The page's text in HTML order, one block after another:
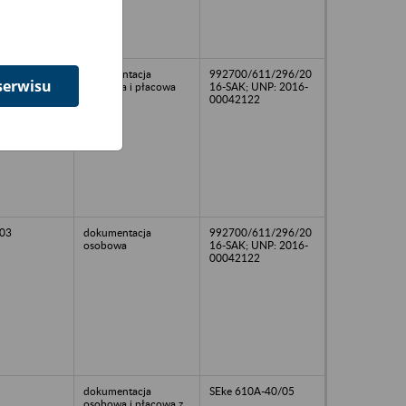
dokumentacja
osobowa i płacowa
992700/611/296/20
16-SAK; UNP: 2016-
00042122
dokumentacja
osobowa
992700/611/296/20
16-SAK; UNP: 2016-
00042122
dokumentacja
SEke 610A-40/05